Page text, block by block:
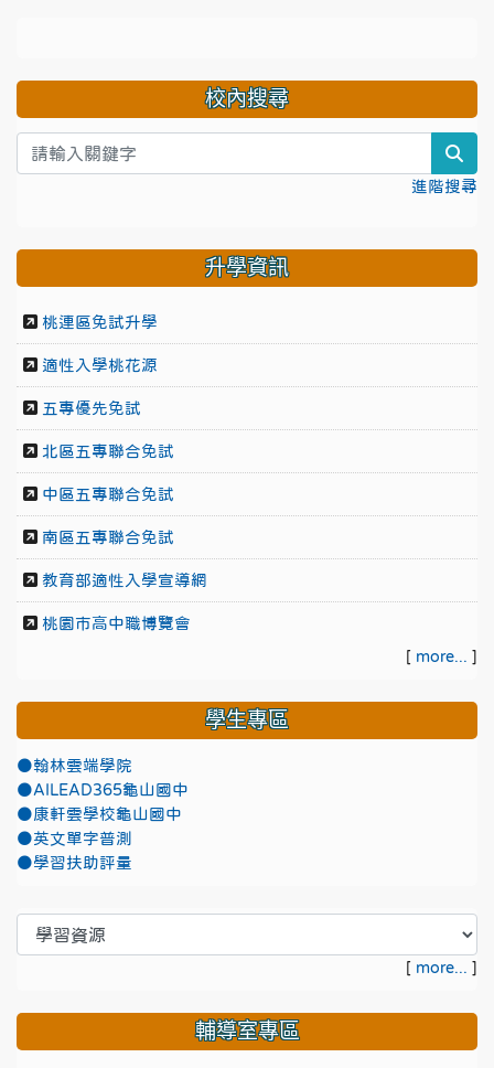
校內搜尋
進階搜尋
升學資訊
桃連區免試升學
適性入學桃花源
五專優先免試
北區五專聯合免試
中區五專聯合免試
南區五專聯合免試
教育部適性入學宣導網
桃園市高中職博覽會
[ more... ]
學生專區
●翰林雲端學院
●AILEAD365龜山國中
●康軒雲學校龜山國中
●英文單字普測
●學習扶助評量
[ more... ]
輔導室專區